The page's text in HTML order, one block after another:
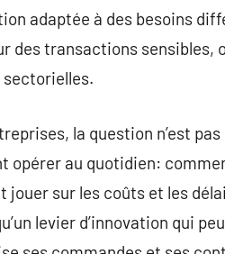
adaptée à des besoins
des transactions
sectorielles.
la question n’est
opérer au quotidien:
jouer sur les coûts et les
levier d’innovation qui